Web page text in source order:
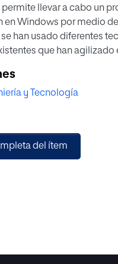
llevar a cabo un
en Windows por medio
han usado diferentes
que han agilizado
inteligente, con el que
que permiten llevar
una sesión de
para el área de
respectivo a cuentas
y Tecnología
del ítem